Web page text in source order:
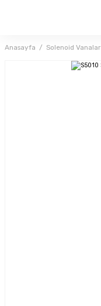
Anasayfa Solenoid Vanalar